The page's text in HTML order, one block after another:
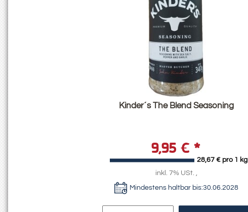
Kinder´s The Blend Seasoning
9,95 € *
28,67 € pro 1 kg
inkl. 7% USt. ,
Mindestens haltbar bis:30.06.2028